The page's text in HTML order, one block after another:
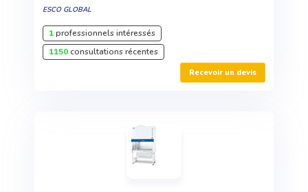
ESCO GLOBAL
1professionnels intéressés
1150consultations récentes
Recevoir un devis